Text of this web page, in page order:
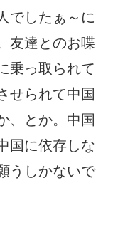
でしたぁ～に
友達とのお喋
乗っ取られて
せられて中国
、とか。中国
国に依存しな
うしかないで